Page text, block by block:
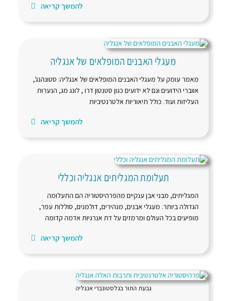
להמשך קריאה
מעגלי האבנים המופלאים של אנגליה
מאמר עומק על מעגלי האבנים המופלאים של אנגליה: סטונהנג',
אווברי הידועים וגם לא ידועים כגון סטנטון דרו , לונג מג, הנערות
העליזות ועוד. כולל תיאוריות אלטרנטיביות
להמשך קריאה
תעלומת המגליתים אנגליה וכללי
המגליתים, מבני אבן ענקיים מהפרהיסטוריה הם התעלומה
הגדולה ביותר. מעגלי אבנים, מנהירים, דולמנים, סוללות עפר,
מופיעים בכל העולם ומרמזים על דת אנרגיות אדמה קדומה
להמשך קריאה
גבעת התור בגלסטונברי אנגליה